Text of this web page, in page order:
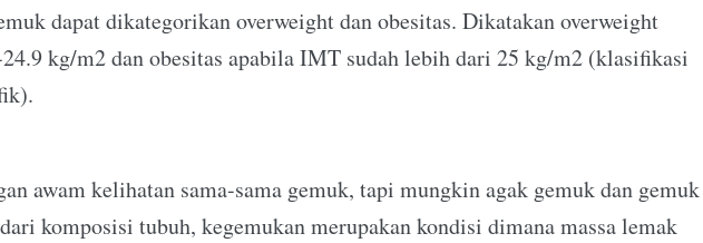
dapat dikategorikan overweight dan obesitas. Dikatakan overweight
kg/m2 dan obesitas apabila IMT sudah lebih dari 25 kg/m2 (klasifikasi
awam kelihatan sama-sama gemuk, tapi mungkin agak gemuk dan gemuk
komposisi tubuh, kegemukan merupakan kondisi dimana massa lemak